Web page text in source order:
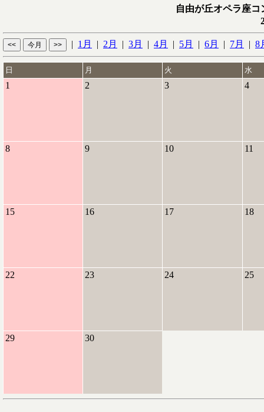
自由が丘オペラ座
| 1月 | 2月 | 3月 | 4月 | 5月 | 6月 | 7月 | 8
日 月 火 水
1 2 3 4
8 9 10 11
15 16 17 18
22 23 24 25
29 30